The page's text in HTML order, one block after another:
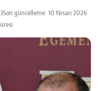
Son güncelleme: 10 Nisan 2026